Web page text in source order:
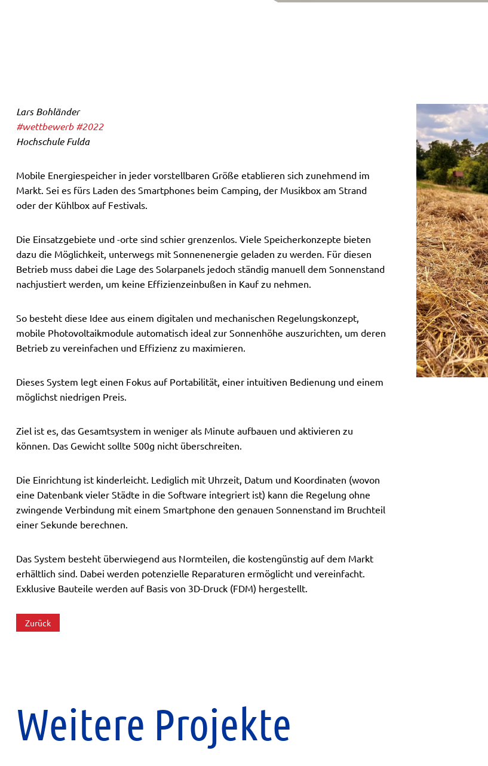
Lars Bohländer
#wettbewerb #2022
Hochschule Fulda
Mobile Energiespeicher in jeder vorstellbaren Größe etablieren sich zunehmend im
Markt. Sei es fürs Laden des Smartphones beim Camping, der Musikbox am Strand
oder der Kühlbox auf Festivals.
Die Einsatzgebiete und -orte sind schier grenzenlos. Viele Speicherkonzepte bieten
dazu die Möglichkeit, unterwegs mit Sonnenenergie geladen zu werden. Für diesen
Betrieb muss dabei die Lage des Solarpanels jedoch ständig manuell dem Sonnenstand
nachjustiert werden, um keine Effizienzeinbußen in Kauf zu nehmen.
So besteht diese Idee aus einem digitalen und mechanischen Regelungskonzept,
mobile Photovoltaikmodule automatisch ideal zur Sonnenhöhe auszurichten, um deren
Betrieb zu vereinfachen und Effizienz zu maximieren.
Dieses System legt einen Fokus auf Portabilität, einer intuitiven Bedienung und einem
möglichst niedrigen Preis.
Ziel ist es, das Gesamtsystem in weniger als Minute aufbauen und aktivieren zu
können. Das Gewicht sollte 500g nicht überschreiten.
Die Einrichtung ist kinderleicht. Lediglich mit Uhrzeit, Datum und Koordinaten (wovon
eine Datenbank vieler Städte in die Software integriert ist) kann die Regelung ohne
zwingende Verbindung mit einem Smartphone den genauen Sonnenstand im Bruchteil
einer Sekunde berechnen.
Das System besteht überwiegend aus Normteilen, die kostengünstig auf dem Markt
erhältlich sind. Dabei werden potenzielle Reparaturen ermöglicht und vereinfacht.
Exklusive Bauteile werden auf Basis von 3D-Druck (FDM) hergestellt.
Zurück
Weitere Projekte